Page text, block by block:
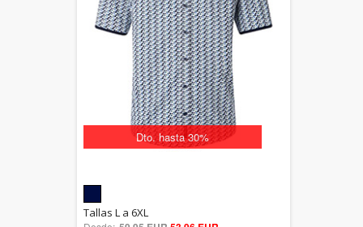
Dto. hasta 30%
Tallas L a 6XL